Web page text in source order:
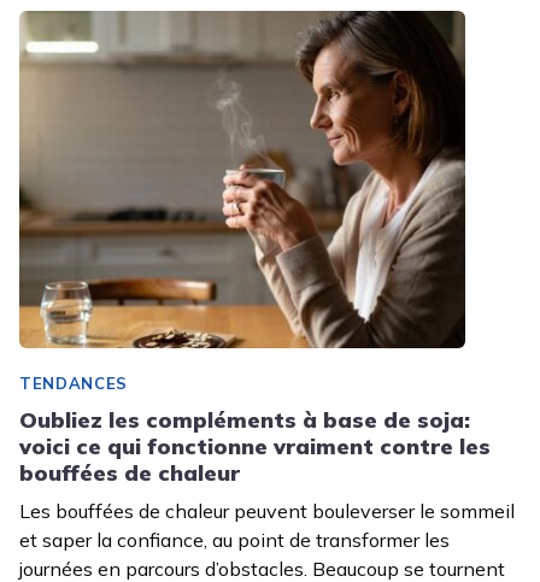
TENDANCES
Oubliez les compléments à base de soja:
voici ce qui fonctionne vraiment contre les
bouffées de chaleur
Les bouffées de chaleur peuvent bouleverser le sommeil
et saper la confiance, au point de transformer les
journées en parcours d’obstacles. Beaucoup se tournent